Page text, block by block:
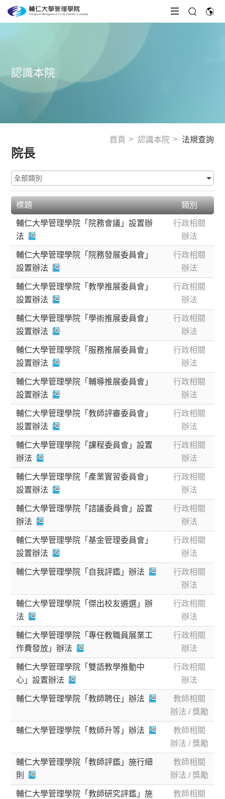
認識本院
首頁 認識本院 法規查詢
院長
標題 類別
輔仁大學管理學院「院務會議」設置辦
法
行政相關
辦法
輔仁大學管理學院「院務發展委員會」
設置辦法
行政相關
辦法
輔仁大學管理學院「教學推展委員會」
設置辦法
行政相關
辦法
輔仁大學管理學院「學術推展委員會」
設置辦法
行政相關
辦法
輔仁大學管理學院「服務推展委員會」
設置辦法
行政相關
辦法
輔仁大學管理學院「輔導推展委員會」
設置辦法
行政相關
辦法
輔仁大學管理學院「教師評審委員會」
設置辦法
行政相關
辦法
輔仁大學管理學院「課程委員會」設置
辦法
行政相關
辦法
輔仁大學管理學院「產業實習委員會」
設置辦法
行政相關
辦法
輔仁大學管理學院「諮議委員會」設置
辦法
行政相關
辦法
輔仁大學管理學院「基金管理委員會」
設置辦法
行政相關
辦法
輔仁大學管理學院「自我評鑑」辦法
行政相關
辦法
輔仁大學管理學院「傑出校友遴選」辦
法
行政相關
辦法
輔仁大學管理學院「專任教職員展業工
作費發放」辦法
行政相關
辦法
輔仁大學管理學院「雙語教學推動中
心」設置辦法
行政相關
辦法
輔仁大學管理學院「教師聘任」辦法
教師相關
辦法 / 獎勵
輔仁大學管理學院「教師升等」辦法
教師相關
辦法 / 獎勵
輔仁大學管理學院「教師評鑑」施行細
則
教師相關
辦法 / 獎勵
輔仁大學管理學院「教師研究評鑑」施
教師相關